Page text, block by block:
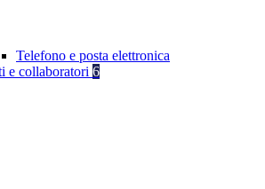
Telefono e posta elettronica
e collaboratori 6